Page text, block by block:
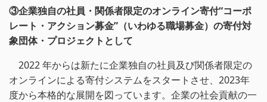
③企業独自の社員・関係者限定のオンライン寄付“コーポ
レート・アクション募金”（いわゆる職場募金）の寄付対
象団体・プロジェクトとして
2022 年からは新たに企業独自の社員及び関係者限定の
オンラインによる寄付システムをスタートさせ、2023年
度から本格的な展開を図っています。企業の社会貢献の一